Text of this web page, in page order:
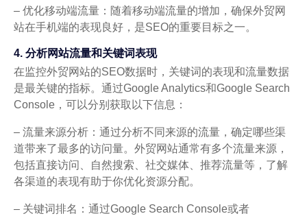
– 优化移动端流量：随着移动端流量的增加，确保外贸网
站在手机端的表现良好，是SEO的重要目标之一。
4. 分析网站流量和关键词表现
在监控外贸网站的SEO数据时，关键词的表现和流量数据
是最关键的指标。通过Google Analytics和Google Search
Console，可以分别获取以下信息：
– 流量来源分析：通过分析不同来源的流量，确定哪些渠
道带来了最多的访问量。外贸网站通常有多个流量来源，
包括直接访问、自然搜索、社交媒体、推荐流量等，了解
各渠道的表现有助于你优化资源分配。
– 关键词排名：通过Google Search Console或者